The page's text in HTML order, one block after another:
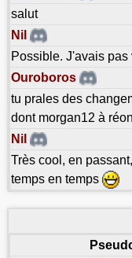
salut
Nil
Possible. J'avais pas
Ouroboros
tu prales des
dont morgan12 à
Nil
Très cool, en
temps en temps